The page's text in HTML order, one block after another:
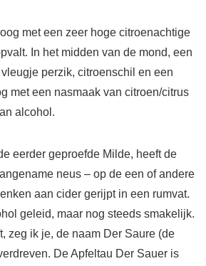
met een zeer hoge citroenachtige
In het midden van de mond, een
perzik, citroenschil en een
met een nasmaak van citroen/citrus
alcohol.
eerder geproefde Milde, heeft de
neus – op de een of andere
aan cider gerijpt in een rumvat.
geleid, maar nog steeds smakelijk.
zeg ik je, de naam Der Saure (de
De Apfeltau Der Sauer is